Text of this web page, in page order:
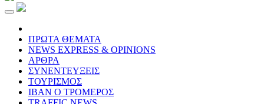
ΠΡΩΤΑ ΘΕΜΑΤΑ
NEWS EXPRESS & OPINIONS
ΑΡΘΡΑ
ΣΥΝΕΝΤΕΥΞΕΙΣ
ΤΟΥΡΙΣΜΟΣ
ΙΒΑΝ Ο ΤΡΟΜΕΡΟΣ